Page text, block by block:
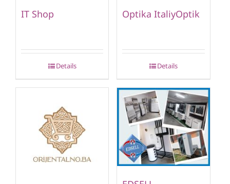
IT Shop
Details
Optika ItaliyOptik
Details